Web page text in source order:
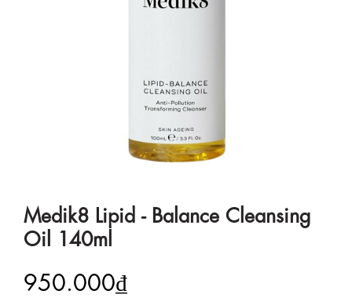
Medik8 Lipid - Balance Cleansing
Oil 140ml
950.000₫